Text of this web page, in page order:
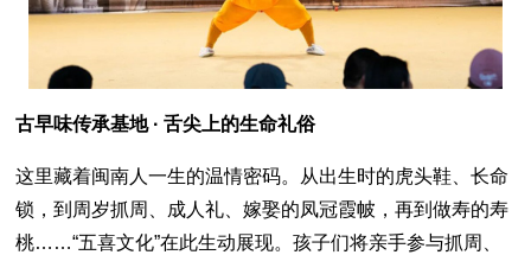
古早味传承基地 · 舌尖上的生命礼俗
这里藏着闽南人一生的温情密码。从出生时的虎头鞋、长命
锁，到周岁抓周、成人礼、嫁娶的凤冠霞帔，再到做寿的寿
桃……“五喜文化”在此生动展现。孩子们将亲手参与抓周、